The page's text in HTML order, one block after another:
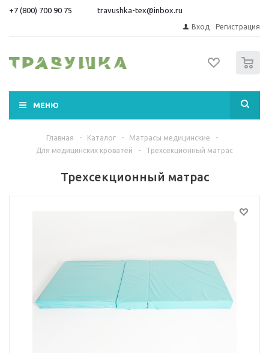
+7 (800) 700 90 75 travushka-tex@inbox.ru
Вход Регистрация
МЕНЮ
Главная - Каталог - Матрасы медицинские
-
Для медицинских кроватей
- Трехсекционный матрас
Трехсекционный матрас